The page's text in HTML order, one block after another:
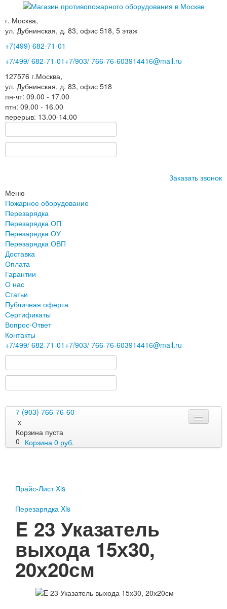
г. Москва,
ул. Дубнинская, д. 83, офис 518, 5 этаж
+7(499) 682-71-01
+7/499/ 682-71-01 +7/903/ 766-76-603914416@mail.ru
127576 г.Москва,
ул. Дубнинская, д. 83, офис 518
пн-чт: 09.00 - 17.00
птн: 09.00 - 16.00
перерыв: 13.00-14.00
Заказать звонок
Меню
Пожарное оборудование
Перезарядка
Перезарядка ОП
Перезарядка ОУ
Перезарядка ОВП
Доставка
Оплата
Гарантии
О нас
Статьи
Публичная оферта
Сертификаты
Вопрос-Ответ
Контакты
+7/499/ 682-71-01 +7/903/ 766-76-603914416@mail.ru
7 (903) 766-76-60
x
Корзина пуста
0 Корзина 0 руб.
Перезарядка ОП
Перезарядка ОВП
Доставка
Оплата
Гарантии
О нас
Прайс-Лист Xls
Перезарядка Xls
E 23 Указатель
выхода 15х30,
20х20см